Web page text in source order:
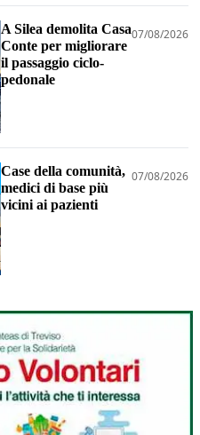
A Silea demolita Casa
Conte per migliorare
il passaggio ciclo-
pedonale
07/08/2026
Case della comunità,
medici di base più
vicini ai pazienti
07/08/2026